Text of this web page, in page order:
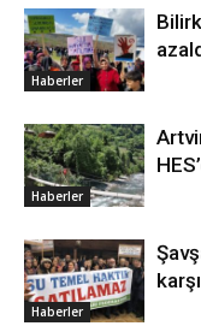
Haberler
Haberler
Haberler